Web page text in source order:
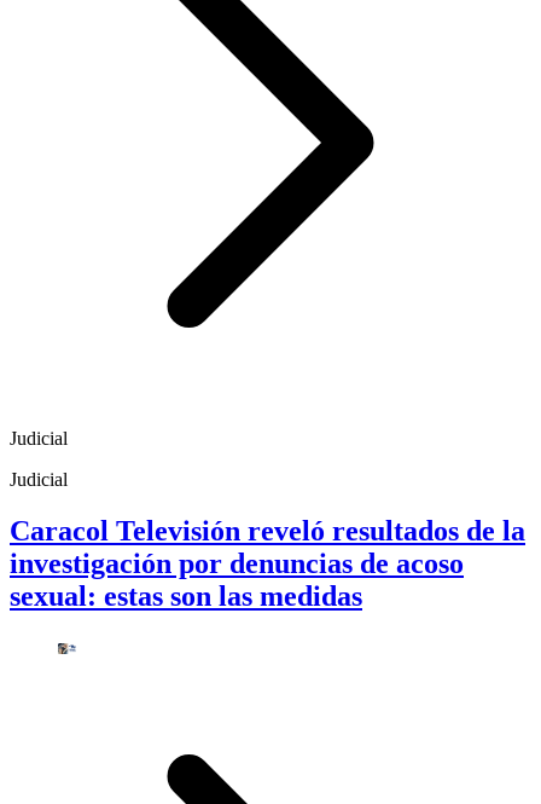
Judicial
Judicial
Caracol Televisión reveló resultados de la
investigación por denuncias de acoso
sexual: estas son las medidas